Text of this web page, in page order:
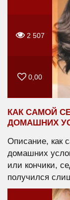
2 507
0,00
КАК САМОЙ
ДОМАШНИХ
Описание, как
домашних
или кончики,
получился